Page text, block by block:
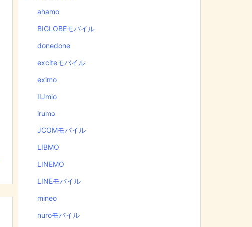
ahamo
BIGLOBEモバイル
donedone
exciteモバイル
eximo
IIJmio
irumo
JCOMモバイル
LIBMO
LINEMO
LINEモバイル
mineo
nuroモバイル